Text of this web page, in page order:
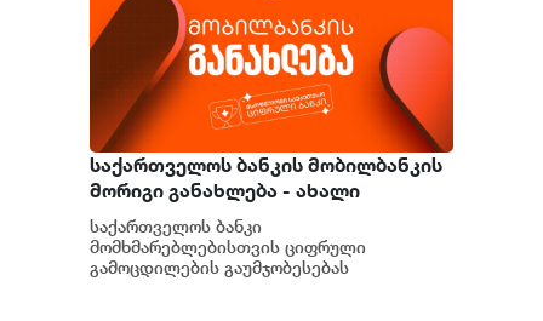
საქართველოს ბანკის მობილბანკის
მორიგი განახლება - ახალი
შესაძლებლობები
მომხმარებლებისთვის
საქართველოს ბანკი
მომხმარებლებისთვის ციფრული
გამოცდილების გაუმჯობესებას